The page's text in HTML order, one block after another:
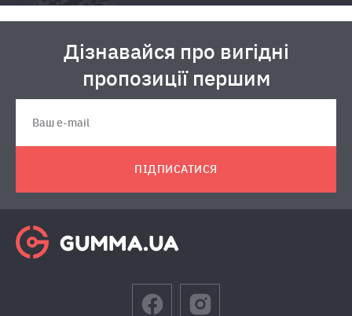
Дізнавайся про вигідні
пропозиції першим
ПІДПИСАТИСЯ